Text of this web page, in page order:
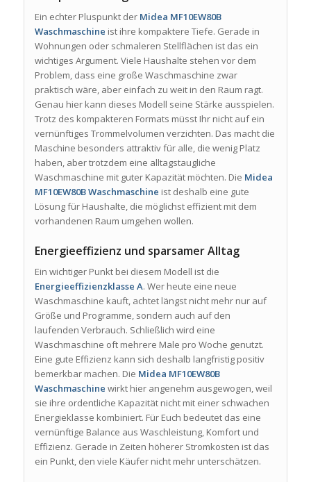
Ein echter Pluspunkt der Midea MF10EW80B
Waschmaschine ist ihre kompaktere Tiefe. Gerade in
Wohnungen oder schmaleren Stellflächen ist das ein
wichtiges Argument. Viele Haushalte stehen vor dem
Problem, dass eine große Waschmaschine zwar
praktisch wäre, aber einfach zu weit in den Raum ragt.
Genau hier kann dieses Modell seine Stärke ausspielen.
Trotz des kompakteren Formats müsst Ihr nicht auf ein
vernünftiges Trommelvolumen verzichten. Das macht die
Maschine besonders attraktiv für alle, die wenig Platz
haben, aber trotzdem eine alltagstaugliche
Waschmaschine mit guter Kapazität möchten. Die Midea
MF10EW80B Waschmaschine ist deshalb eine gute
Lösung für Haushalte, die möglichst effizient mit dem
vorhandenen Raum umgehen wollen.
Energieeffizienz und sparsamer Alltag
Ein wichtiger Punkt bei diesem Modell ist die
Energieeffizienzklasse A. Wer heute eine neue
Waschmaschine kauft, achtet längst nicht mehr nur auf
Größe und Programme, sondern auch auf den
laufenden Verbrauch. Schließlich wird eine
Waschmaschine oft mehrere Male pro Woche genutzt.
Eine gute Effizienz kann sich deshalb langfristig positiv
bemerkbar machen. Die Midea MF10EW80B
Waschmaschine wirkt hier angenehm ausgewogen, weil
sie ihre ordentliche Kapazität nicht mit einer schwachen
Energieklasse kombiniert. Für Euch bedeutet das eine
vernünftige Balance aus Waschleistung, Komfort und
Effizienz. Gerade in Zeiten höherer Stromkosten ist das
ein Punkt, den viele Käufer nicht mehr unterschätzen.